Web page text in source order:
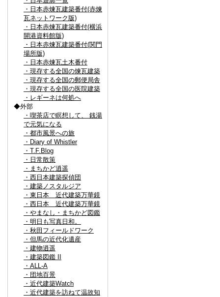
・日本赤煉瓦建築番付(赤煉
瓦ネットワーク版)
・日本赤煉瓦建築番付(横浜
開港資料館版)
・日本赤煉瓦建築番付(関門
場所版)
・日本赤煉瓦土木番付
・現存する全国の煉瓦建築
・現存する全国の郵便局舎
・現存する全国の医院建築
・レギーネは何処へ
◆外部
・喫茶店で瞑想して、 銭湯
で元気になる
・都市風景への旅
・Diary of Whistler
・T.F.Blog
・日常散策
・まちかど逍遥
・西日本建築探偵団
・建築ノスタルジア
・東日本 近代建築万華鏡
・西日本 近代建築万華鏡
・やまなし・まちかど図鑑
・明日も写真日和。
・秋田フィールドワーク
・但馬の近代化遺産
・建物逍遥
・建築図鑑 II
・ALL-A
・団地百景
・近代建築Watch
・近代建築を訪ねて温故知